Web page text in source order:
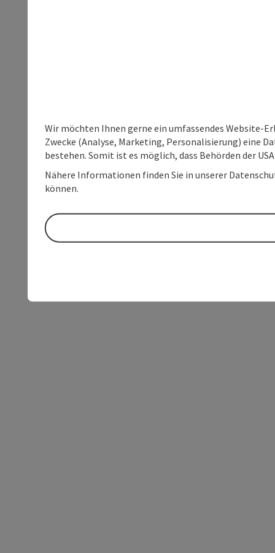
Wir möchten Ihnen gerne ein umfassendes Website-
Zwecke (Analyse, Marketing, Personalisierung) eine
bestehen. Somit ist es möglich, dass Behörden der
Nähere Informationen finden Sie in unserer
können.